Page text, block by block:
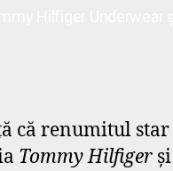
că renumitul
Tommy Hilfiger